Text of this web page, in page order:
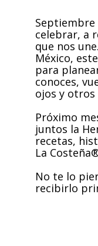
Septiembre
celebrar, a
que nos
México,
para
conoces,
ojos y otros
Próximo
juntos la
recetas,
La
No te lo
recibirlo